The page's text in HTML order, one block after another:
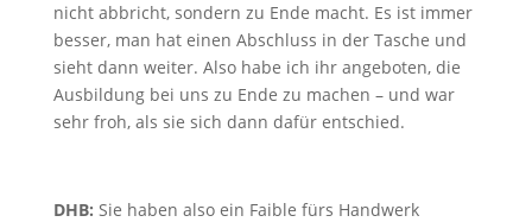
nicht abbricht, sondern zu Ende macht. Es ist immer
besser, man hat einen Abschluss in der Tasche und
sieht dann weiter. Also habe ich ihr angeboten, die
Ausbildung bei uns zu Ende zu machen – und war
sehr froh, als sie sich dann dafür entschied.
DHB: Sie haben also ein Faible fürs Handwerk